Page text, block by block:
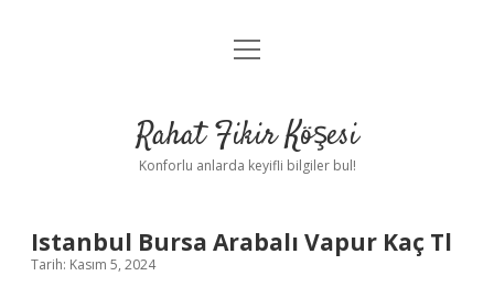
Anasayfa
Yasal Uyarı
menüyü
Rahat Fikir Köşesi
Konforlu anlarda keyifli bilgiler bul!
Istanbul Bursa Arabalı Vapur Kaç Tl
Tarih: Kasım 5, 2024